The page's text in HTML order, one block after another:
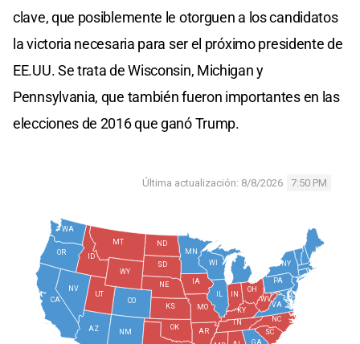
clave, que posiblemente le otorguen a los candidatos
la victoria necesaria para ser el próximo presidente de
EE.UU. Se trata de Wisconsin, Michigan y
Pennsylvania, que también fueron importantes en las
elecciones de 2016 que ganó Trump.